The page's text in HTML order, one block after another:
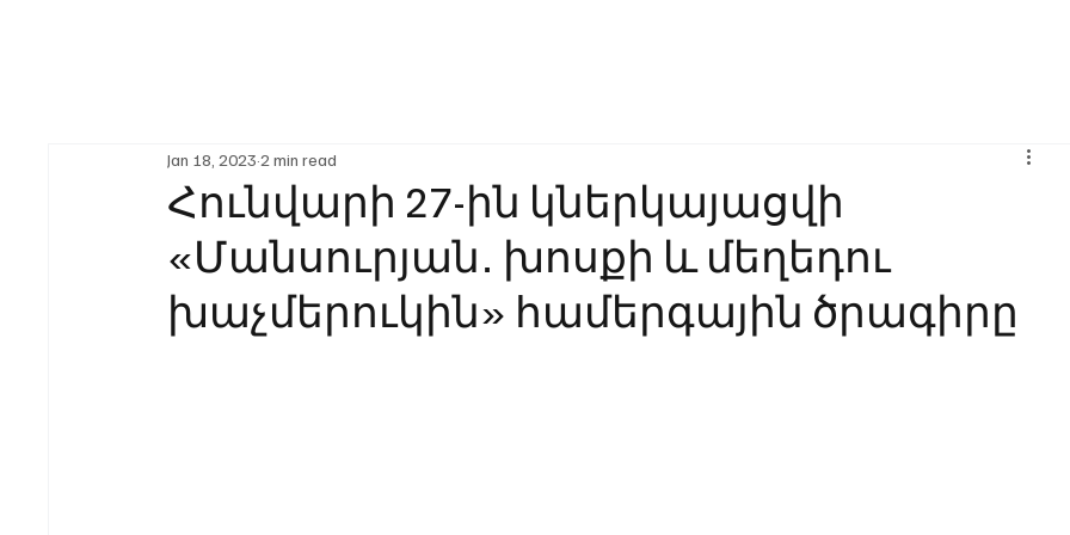
Հունվարի 27-ին կներկայացվի
«Մանսուրյան․ խոսքի և մեղեդու
խաչմերուկին» համերգային ծրագիրը
Jan 18, 2023 2 min read